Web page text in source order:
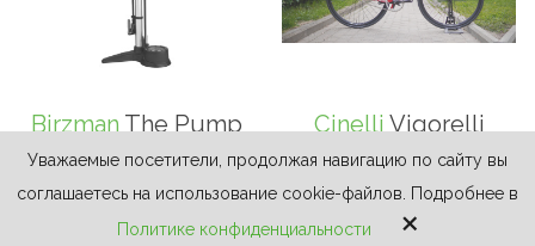
BirzmanThe Pump
CinelliVigorelli
Shark X-Press Rim
149 400 ₽
Размер
Уважаемые посетители, продолжая навигацию по сайту вы
соглашаетесь на использование cookie-файлов. Подробнее в
Политике конфиденциальности
×